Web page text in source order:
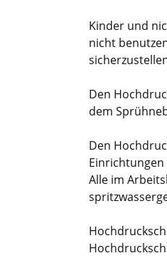
Kinder und
nicht
Den
dem
Den
Alle im